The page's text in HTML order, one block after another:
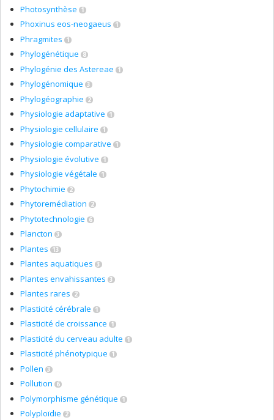
Photosynthèse 1
Phoxinus eos-neogaeus 1
Phragmites 1
Phylogénétique 8
Phylogénie des Astereae 1
Phylogénomique 3
Phylogéographie 2
Physiologie adaptative 1
Physiologie cellulaire 1
Physiologie comparative 1
Physiologie évolutive 1
Physiologie végétale 1
Phytochimie 2
Phytoremédiation 2
Phytotechnologie 6
Plancton 3
Plantes 13
Plantes aquatiques 3
Plantes envahissantes 3
Plantes rares 2
Plasticité cérébrale 1
Plasticité de croissance 1
Plasticité du cerveau adulte 1
Plasticité phénotypique 1
Pollen 3
Pollution 6
Polymorphisme génétique 1
Polyploïdie 2